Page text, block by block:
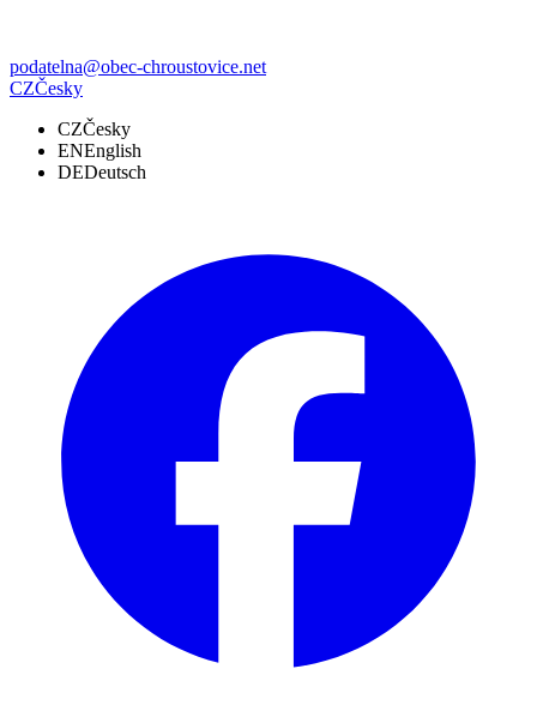
podatelna@obec-chroustovice.net
CZČesky
CZČesky
ENEnglish
DEDeutsch